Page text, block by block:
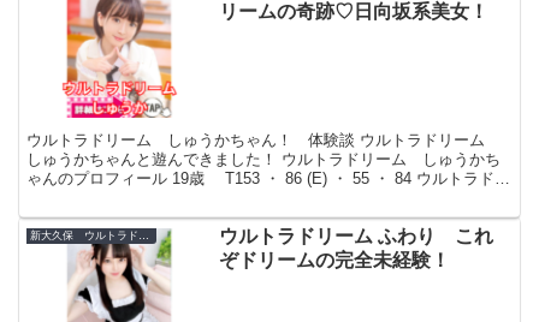
リームの奇跡♡日向坂系美女！
ウルトラドリーム しゅうかちゃん！ 体験談 ウルトラドリーム
しゅうかちゃんと遊んできました！ ウルトラドリーム しゅうかち
ゃんのプロフィール 19歳 T153 ・ 86 (E) ・ 55 ・ 84 ウルトラドリ
新大久保 ウルトラドリーム
ウルトラドリーム ふわり これ
ぞドリームの完全未経験！